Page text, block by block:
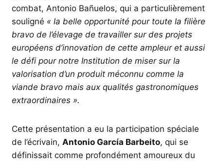
combat, Antonio Bañuelos, qui a particulièrement
souligné « la belle opportunité pour toute la filière
bravo de l’élevage de travailler sur des projets
européens d’innovation de cette ampleur et aussi
le défi pour notre Institution de miser sur la
valorisation d’un produit méconnu comme la
viande bravo mais aux qualités gastronomiques
extraordinaires ».
Cette présentation a eu la participation spéciale
de l’écrivain, Antonio García Barbeito, qui se
définissait comme profondément amoureux du